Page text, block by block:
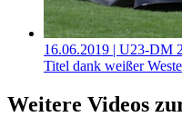
16.06.2019 | U23-DM
Titel dank weißer
Weitere Videos